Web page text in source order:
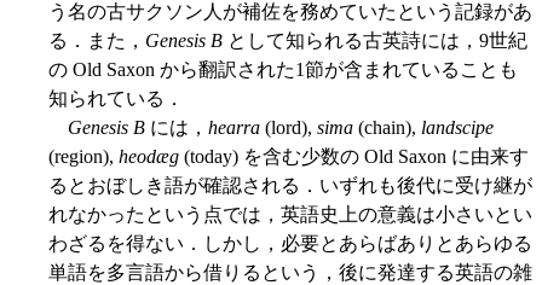
う名の古サクソン人が補佐を務めていたという記録があ
る．また， Genesis B として知られる古英詩には，9世紀
の Old Saxon から翻訳された1節が含まれていることも
知られている．
Genesis B には， hearra (lord), sima (chain), landscipe
(region), heodæg (today) を含む少数の Old Saxon に由来す
るとおぼしき語が確認される．いずれも後代に受け継が
れなかったという点では，英語史上の意義は小さいとい
わざるを得ない．しかし，必要とあらばありとあらゆる
単語を多言語から借りるという，後に発達する英語の雑